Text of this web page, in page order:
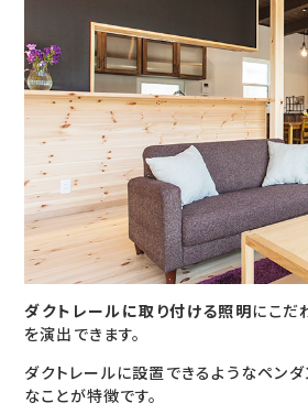
ダクトレールに取り付ける照明にこだ
を演出できます。
ダクトレールに設置できるようなペンダ
なことが特徴です。